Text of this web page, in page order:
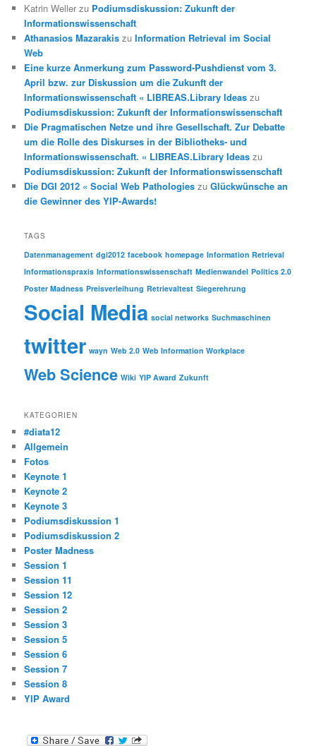
Katrin Weller zu Podiumsdiskussion: Zukunft der
Informationswissenschaft
Athanasios Mazarakis zuInformation Retrieval im Social
Web
Eine kurze Anmerkung zum Password-Pushdienst vom 3.
April bzw. zur Diskussion um die Zukunft der
Informationswissenschaft « LIBREAS.Library Ideas zu
Podiumsdiskussion: Zukunft der Informationswissenschaft
Die Pragmatischen Netze und ihre Gesellschaft. Zur Debatte
um die Rolle des Diskurses in der Bibliotheks- und
Informationswissenschaft. « LIBREAS.Library Ideas zu
Podiumsdiskussion: Zukunft der Informationswissenschaft
Die DGI 2012 « Social Web Pathologies zuGlückwünsche an
die Gewinner des YIP-Awards!
TAGS
Datenmanagement dgi2012 facebook homepage Information Retrieval
Informationspraxis Informationswissenschaft Medienwandel Politics 2.0
Poster Madness Preisverleihung Retrievaltest Siegerehrung
Social Media social networks Suchmaschinen
twitter wayn Web 2.0 Web Information Workplace
Web Science Wiki YIP Award Zukunft
KATEGORIEN
#diata12
Allgemein
Fotos
Keynote 1
Keynote 2
Keynote 3
Podiumsdiskussion 1
Podiumsdiskussion 2
Poster Madness
Session 1
Session 11
Session 12
Session 2
Session 3
Session 5
Session 6
Session 7
Session 8
YIP Award